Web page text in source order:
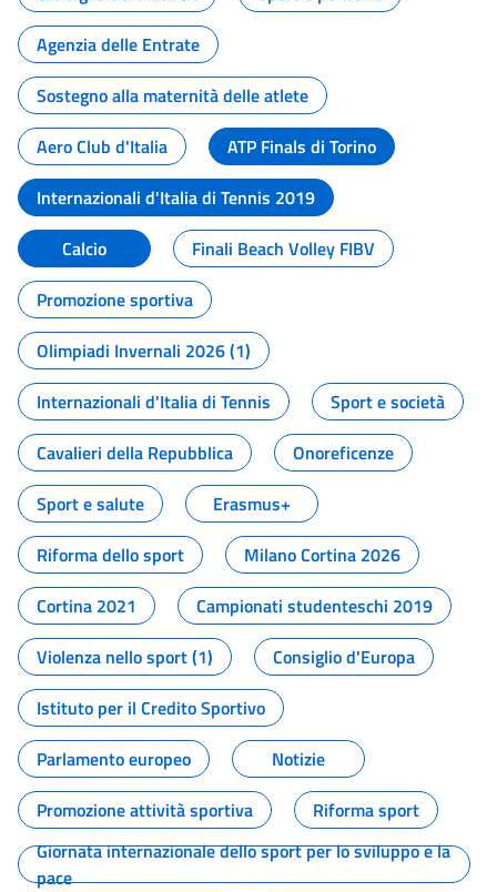
Agenzia delle Entrate
Sostegno alla maternità delle atlete
Aero Club d'Italia
ATP Finals di Torino
Internazionali d'Italia di Tennis 2019
Calcio
Finali Beach Volley FIBV
Promozione sportiva
Olimpiadi Invernali 2026 (1)
Internazionali d'Italia di Tennis
Sport e società
Cavalieri della Repubblica
Onoreficenze
Sport e salute
Erasmus+
Riforma dello sport
Milano Cortina 2026
Cortina 2021
Campionati studenteschi 2019
Violenza nello sport (1)
Consiglio d'Europa
Istituto per il Credito Sportivo
Parlamento europeo
Notizie
Promozione attività sportiva
Riforma sport
Giornata internazionale dello sport per lo sviluppo e la
pace